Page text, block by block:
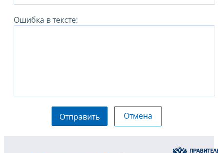
Ошибка в тексте:
Отправить Отмена